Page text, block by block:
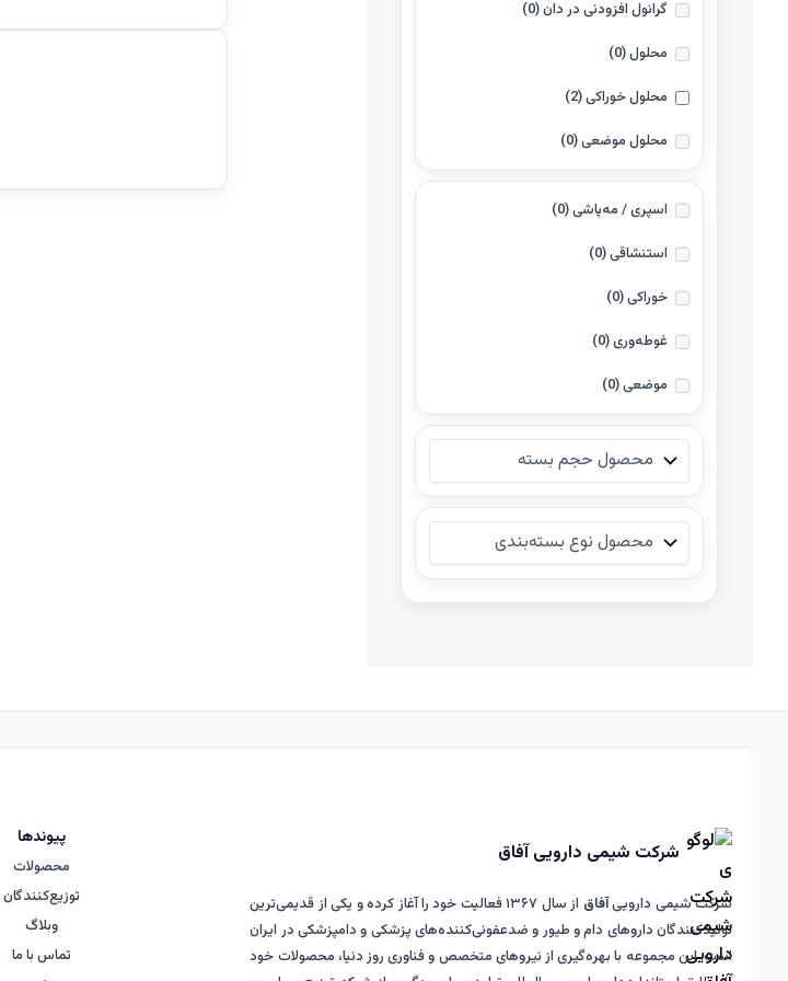
گرانول افزودنی در دان(0)
محلول(0)
محلول خوراکی(2)
محلول موضعی(0)
اسپری / مه‌پاشی(0)
استنشاقی(0)
خوراکی(0)
غوطه‌وری(0)
موضعی(0)
شرکت شیمی دارویی آفاق
شرکت شیمی داروییآفاق
از سال ۱۳۶۷ فعالیت خود را آغاز کرده و یکی از قدیمی‌ترین
تولیدکنندگان داروهای دام و طیور و ضدعفونی‌کننده‌های پزشکی و دامپزشکی در ایران
است. این مجموعه با بهره‌گیری از نیروهای متخصص و فناوری روز دنیا، محصولات خود
پیوندها
محصولات
توزیع‌کنندگان
وبلاگ
تماس با ما